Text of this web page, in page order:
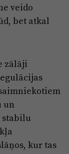
veido
bet atkal
zālāji
un
stabilu
kur tas